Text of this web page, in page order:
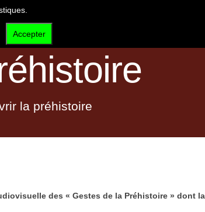
NOUS ?
la préhistoire
des « Gestes de la Préhistoire » dont
Accepter